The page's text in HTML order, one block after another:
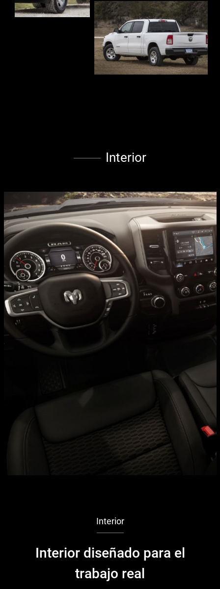
Interior
Interior
Interior diseñado para el
trabajo real